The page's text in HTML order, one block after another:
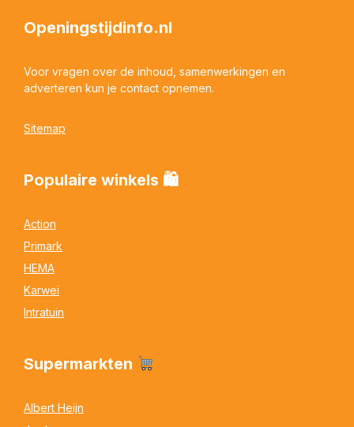
Openingstijdinfo.nl
Voor vragen over de inhoud, samenwerkingen en
adverteren kun je contact opnemen.
Sitemap
Populaire winkels 🛍
Action
Primark
HEMA
Karwei
Intratuin
Supermarkten
Albert Heijn